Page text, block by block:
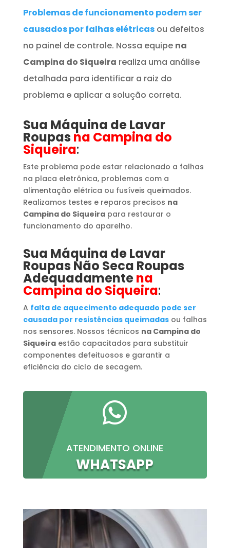
Problemas de funcionamento podem ser
causados por falhas elétricasou defeitos
no painel de controle. Nossa equipe na
Campina do Siqueira realiza uma análise
detalhada para identificar a raiz do
problema e aplicar a solução correta.
Sua Máquina de Lavar
Roupas na Campina do
Siqueira:
Este problema pode estar relacionado a falhas
na placa eletrônica, problemas com a
alimentação elétrica ou fusíveis queimados.
Realizamos testes e reparos precisos na
Campina do Siqueirapara restaurar o
funcionamento do aparelho.
Sua Máquina de Lavar
Roupas ​ Não Seca Roupas
Adequadamentena
Campina do Siqueira:
A falta de aquecimento adequado pode ser
causada por resistências queimadas ou falhas
nos sensores. Nossos técnicos na Campina do
Siqueiraestão capacitados para substituir
componentes defeituosos e garantir a
eficiência do ciclo de secagem.

ATENDIMENTO ONLINE
WHATSAPP